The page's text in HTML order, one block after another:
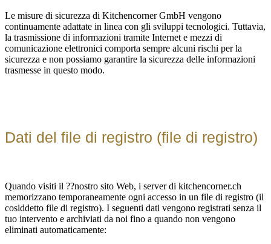
Le misure di sicurezza di Kitchencorner GmbH vengono
continuamente adattate in linea con gli sviluppi tecnologici. Tuttavia,
la trasmissione di informazioni tramite Internet e mezzi di
comunicazione elettronici comporta sempre alcuni rischi per la
sicurezza e non possiamo garantire la sicurezza delle informazioni
trasmesse in questo modo.
Dati del file di registro (file di registro)
Quando visiti il ??nostro sito Web, i server di kitchencorner.ch
memorizzano temporaneamente ogni accesso in un file di registro (il
cosiddetto file di registro). I seguenti dati vengono registrati senza il
tuo intervento e archiviati da noi fino a quando non vengono
eliminati automaticamente: